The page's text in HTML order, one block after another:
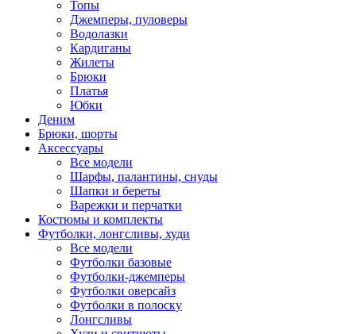
Топы
Джемперы, пуловеры
Водолазки
Кардиганы
Жилеты
Брюки
Платья
Юбки
Деним
Брюки, шорты
Аксессуары
Все модели
Шарфы, палантины, снуды
Шапки и береты
Варежки и перчатки
Костюмы и комплекты
Футболки, лонгсливы, худи
Все модели
Футболки базовые
Футболки-джемперы
Футболки оверсайз
Футболки в полоску
Лонгсливы